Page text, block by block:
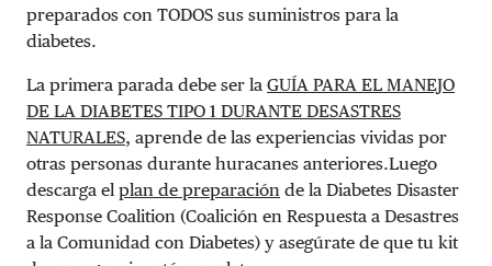
preparados con TODOS sus suministros para la
diabetes.
La primera parada debe ser la GUÍA PARA EL MANEJO
DE LA DIABETES TIPO 1 DURANTE DESASTRES
NATURALES, aprende de las experiencias vividas por
otras personas durante huracanes anteriores.Luego
descarga el plan de preparación de la Diabetes Disaster
Response Coalition (Coalición en Respuesta a Desastres
a la Comunidad con Diabetes) y asegúrate de que tu kit